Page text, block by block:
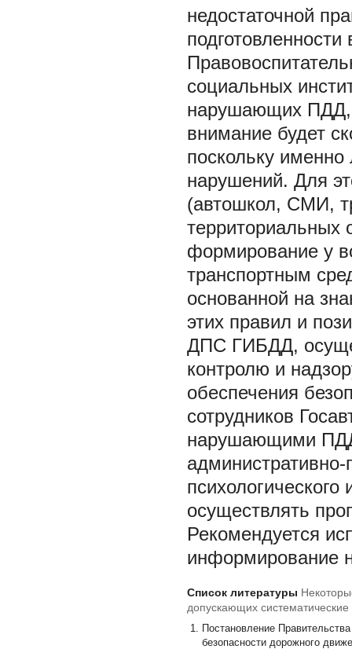
недостаточной
социальных
нарушающих ПДД,
внимание будет
поскольку
нарушений. Для
(автошкол, СМИ,
территориальных
формирование у
транспортным
основанной на
этих правил и
ДПС ГИБДД,
контролю и
обеспечения
сотрудников
нарушающими
психологического
осуществлять
Рекомендуется
информирование
Список литературы
допускающих
Постановление
безопасности дорожного